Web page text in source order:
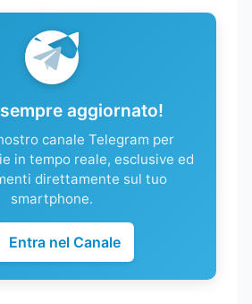
aggiornato!
canale Telegram per
in tempo reale, esclusive ed
direttamente sul tuo
smartphone.
Entra nel Canale